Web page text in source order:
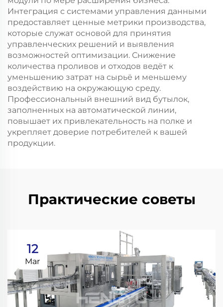
Интеграция с системами управления данными
предоставляет ценные метрики производства,
которые служат основой для принятия
управленческих решений и выявления
возможностей оптимизации. Снижение
количества проливов и отходов ведёт к
уменьшению затрат на сырьё и меньшему
воздействию на окружающую среду.
Профессиональный внешний вид бутылок,
заполненных на автоматической линии,
повышает их привлекательность на полке и
укрепляет доверие потребителей к вашей
продукции.
Практические советы
12
Mar